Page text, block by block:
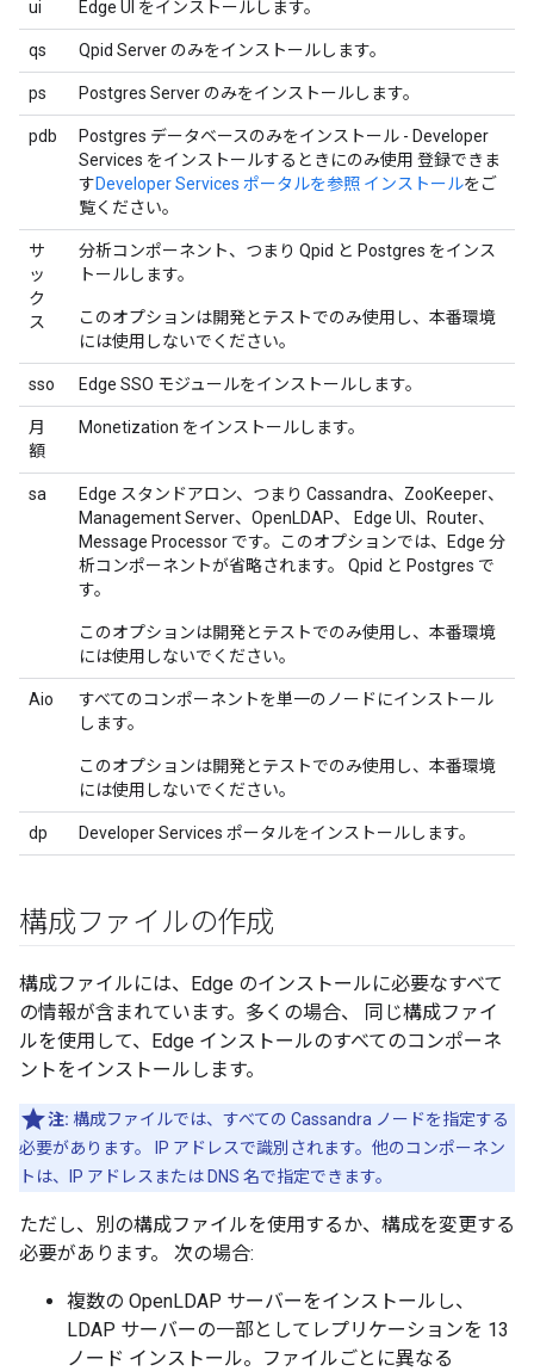
ui Edge UI をインストールします。
qs Qpid Server のみをインストールします。
ps Postgres Server のみをインストールします。
pdb
Postgres データベースのみをインストール - Developer
Services をインストールするときにのみ使用 登録できま
すDeveloper Services ポータルを参照 インストールをご
覧ください。
サ
ッ
ク
ス
分析コンポーネント、つまり Qpid と Postgres をインス
トールします。
このオプションは開発とテストでのみ使用し、本番環境
には使用しないでください。
sso Edge SSO モジュールをインストールします。
月
額
Monetization をインストールします。
sa
Edge スタンドアロン、つまり Cassandra、ZooKeeper、
Management Server、OpenLDAP、 Edge UI、Router、
Message Processor です。このオプションでは、Edge 分
析コンポーネントが省略されます。 Qpid と Postgres で
す。
このオプションは開発とテストでのみ使用し、本番環境
には使用しないでください。
Aio
すべてのコンポーネントを単一のノードにインストール
します。
このオプションは開発とテストでのみ使用し、本番環境
には使用しないでください。
dp Developer Services ポータルをインストールします。
構成ファイルの作成
構成ファイルには、Edge のインストールに必要なすべて
の情報が含まれています。多くの場合、 同じ構成ファイ
ルを使用して、Edge インストールのすべてのコンポーネ
ントをインストールします。
注: 構成ファイルでは、すべての Cassandra ノードを指定する
必要があります。 IP アドレスで識別されます。他のコンポーネン
トは、IP アドレスまたは DNS 名で指定できます。
ただし、別の構成ファイルを使用するか、構成を変更する
必要があります。 次の場合:
複数の OpenLDAP サーバーをインストールし、
LDAP サーバーの一部としてレプリケーションを 13
ノード インストール。ファイルごとに異なる